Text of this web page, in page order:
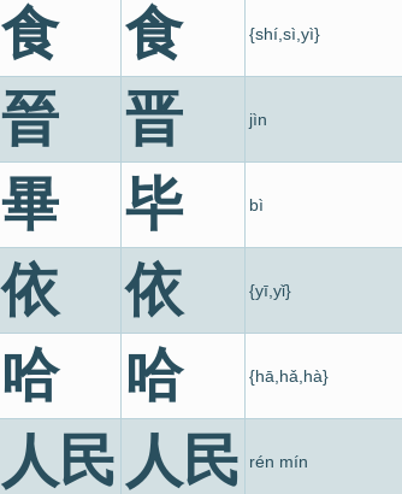
食 食 {shí,sì,yì}
晉 晋 jìn
畢 毕 bì
依 依 {yī,yǐ}
哈 哈 {hā,hǎ,hà}
人民 人民 rén mín